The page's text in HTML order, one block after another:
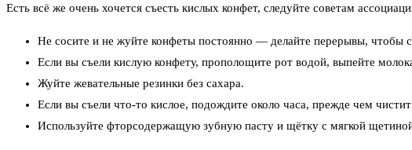
Есть всё же очень хочется съесть кислых конфет, следуйте советам
Не сосите и не жуйте конфеты постоянно — делайте перерывы, чтобы
Если вы съели кислую конфету, прополощите рот водой, выпейте
Жуйте жевательные резинки без сахара.
Если вы съели что-то кислое, подождите около часа, прежде чем
Используйте фторсодержащую зубную пасту и щётку с мягкой